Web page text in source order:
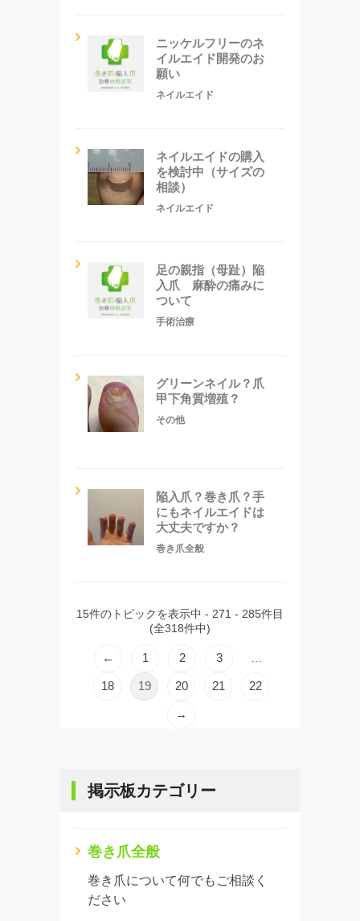
ニッケルフリーのネ
イルエイド開発のお
願い
ネイルエイド
ネイルエイドの購入
を検討中（サイズの
相談）
ネイルエイド
足の親指（母趾）陥
入爪 麻酔の痛みに
ついて
手術治療
グリーンネイル？爪
甲下角質増殖？
その他
陥入爪？巻き爪？手
にもネイルエイドは
大丈夫ですか？
巻き爪全般
15件のトピックを表示中 - 271 - 285件目
(全318件中)
← 1 2 3 …
18 19 20 21 22
→
掲示板カテゴリー
巻き爪全般
巻き爪について何でもご相談く
ださい